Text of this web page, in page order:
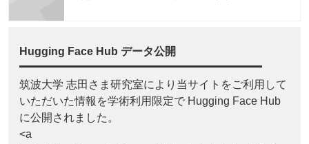
Hugging Face Hub データ公開
筑波大学 志田さま研究室により当サイトをご利用して
いただいた情報を学術利用限定で Hugging Face Hub
に公開されました。
<a